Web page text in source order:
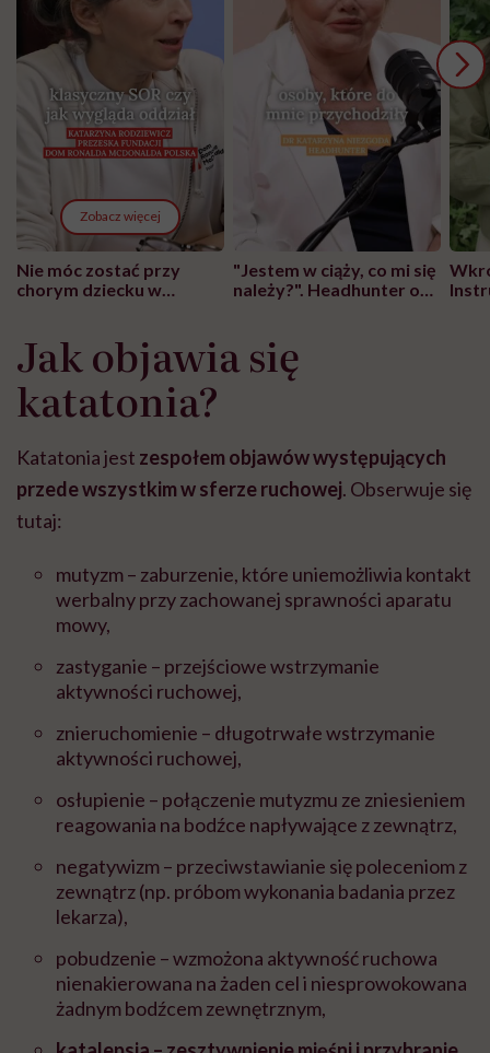
Zobacz więcej
Nie móc zostać przy
chorym dziecku w
może chyba tylko
głupota i brak
wyobraźni"
"Jestem w ciąży, co mi się
należy?". Headhunter o
pracy
Jak objawia się
katatonia?
Katatonia jest zespołem objawów występujących
przede wszystkim w sferze ruchowej. Obserwuje się
tutaj:
mutyzm – zaburzenie, które uniemożliwia kontakt
werbalny przy zachowanej sprawności aparatu
mowy,
zastyganie – przejściowe wstrzymanie
aktywności ruchowej,
znieruchomienie – długotrwałe wstrzymanie
aktywności ruchowej,
osłupienie – połączenie mutyzmu ze zniesieniem
reagowania na bodźce napływające z zewnątrz,
negatywizm – przeciwstawianie się poleceniom z
zewnątrz (np. próbom wykonania badania przez
lekarza),
pobudzenie – wzmożona aktywność ruchowa
nienakierowana na żaden cel i niesprowokowana
żadnym bodźcem zewnętrznym,